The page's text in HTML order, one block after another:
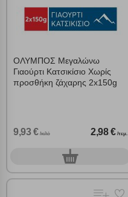
ΟΛΥΜΠΟΣ Μεγαλώνω
Γιαούρτι Κατσικίσιο Χωρίς
προσθήκη ζάχαρης 2x150g
9,93 € /κιλό 2,98 € /τεμ.
0τεμ.